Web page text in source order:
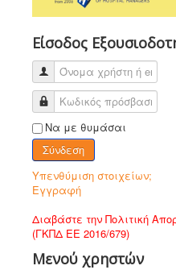
Είσοδος
Να με θυμάσαι
Σύνδεση
Υπενθύμιση στοιχείων;
Εγγραφή
Διαβάστε την Πολιτική
(ΓΚΠΔ ΕΕ 2016/679)
Μενού χρηστών